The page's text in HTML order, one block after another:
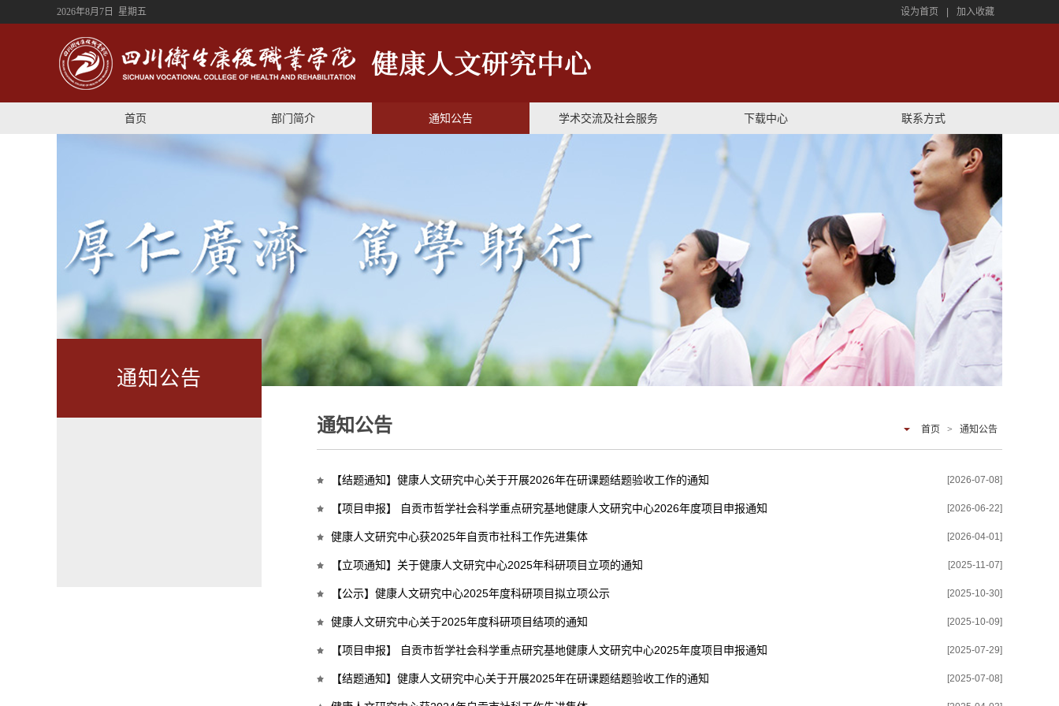
2026年8月7日 星期五 设为首页 加入收藏
首页 部门简介 通知公告 学术交流及社会服务 下载中心 联系方式
通知公告
通知公告 首页 > 通知公告
【结题通知】健康人文研究中心关于开展2026年在研课题结题验收工作的通知 [2026-07-08]
【项目申报】 自贡市哲学社会科学重点研究基地健康人文研究中心2026年度项目申报通知 [2026-06-22]
健康人文研究中心获2025年自贡市社科工作先进集体 [2026-04-01]
【立项通知】关于健康人文研究中心2025年科研项目立项的通知 [2025-11-07]
【公示】健康人文研究中心2025年度科研项目拟立项公示 [2025-10-30]
健康人文研究中心关于2025年度科研项目结项的通知 [2025-10-09]
【项目申报】 自贡市哲学社会科学重点研究基地健康人文研究中心2025年度项目申报通知 [2025-07-29]
【结题通知】健康人文研究中心关于开展2025年在研课题结题验收工作的通知 [2025-07-08]